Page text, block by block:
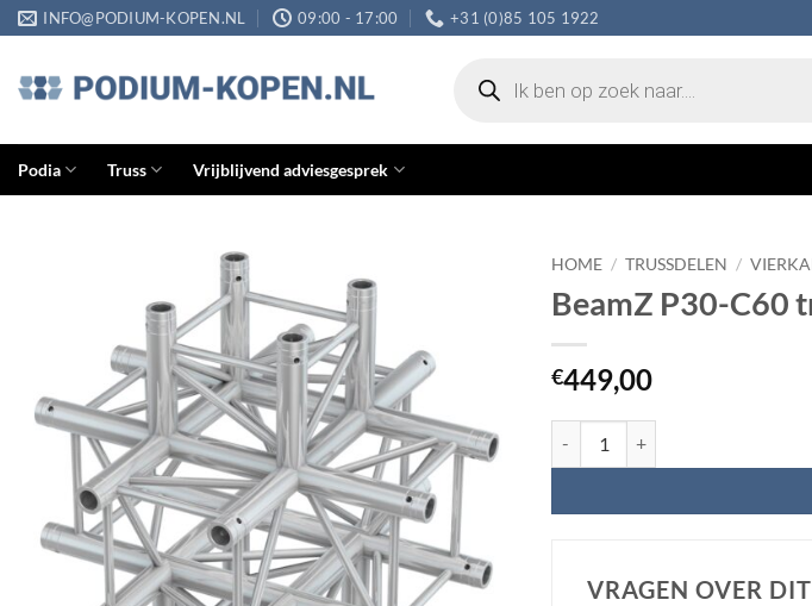
Ga
naar
inhoud
INFO@PODIUM-KOPEN.NL 09:00 - 17:00 +31 (0)85 105 1922
zoeken
Podia Truss Vrijblijvend adviesgesprek
HOME / TRUSSDELEN /
BeamZ P30-C60
€449,00
VRAGEN OVER